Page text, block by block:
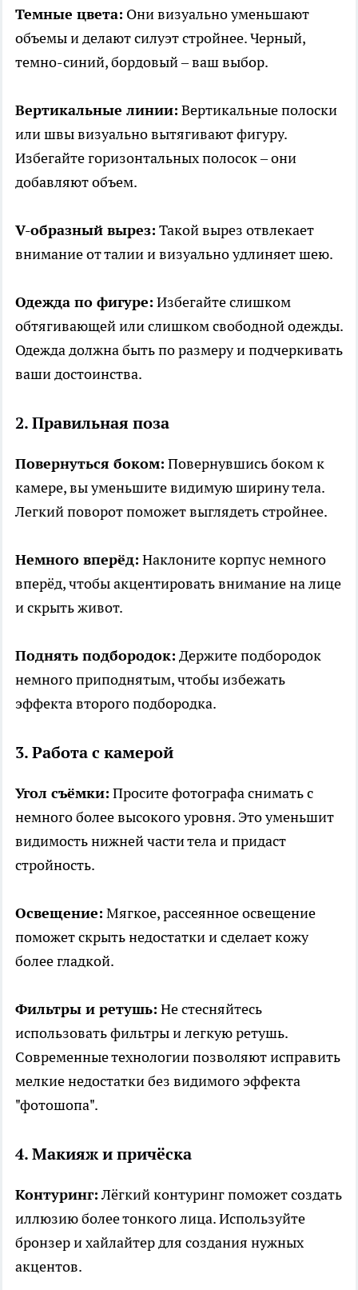
Темные цвета: Они визуально уменьшают
объемы и делают силуэт стройнее. Черный,
темно-синий, бордовый – ваш выбор.
Вертикальные линии: Вертикальные полоски
или швы визуально вытягивают фигуру.
Избегайте горизонтальных полосок – они
добавляют объем.
V-образный вырез: Такой вырез отвлекает
внимание от талии и визуально удлиняет шею.
Одежда по фигуре: Избегайте слишком
обтягивающей или слишком свободной одежды.
Одежда должна быть по размеру и подчеркивать
ваши достоинства.
2. Правильная поза
Повернуться боком: Повернувшись боком к
камере, вы уменьшите видимую ширину тела.
Легкий поворот поможет выглядеть стройнее.
Немного вперёд: Наклоните корпус немного
вперёд, чтобы акцентировать внимание на лице
и скрыть живот.
Поднять подбородок: Держите подбородок
немного приподнятым, чтобы избежать
эффекта второго подбородка.
3. Работа с камерой
Угол съёмки: Просите фотографа снимать с
немного более высокого уровня. Это уменьшит
видимость нижней части тела и придаст
стройность.
Освещение: Мягкое, рассеянное освещение
поможет скрыть недостатки и сделает кожу
более гладкой.
Фильтры и ретушь: Не стесняйтесь
использовать фильтры и легкую ретушь.
Современные технологии позволяют исправить
мелкие недостатки без видимого эффекта
"фотошопа".
4. Макияж и причёска
Контуринг:Лёгкий контуринг поможет создать
иллюзию более тонкого лица. Используйте
бронзер и хайлайтер для создания нужных
акцентов.